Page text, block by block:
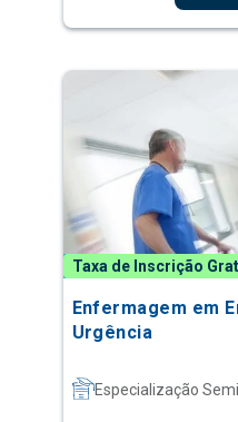
Taxa de Inscrição
Enfermagem em
Urgência
Especialização